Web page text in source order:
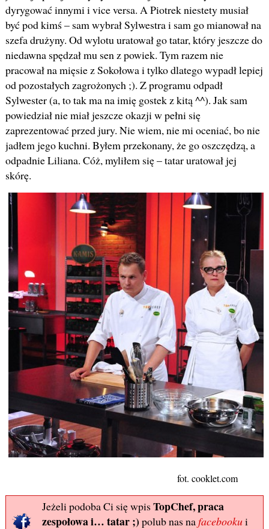
dyrygować innymi i vice versa. A Piotrek niestety musiał
być pod kimś – sam wybrał Sylwestra i sam go mianował na
szefa drużyny. Od wylotu uratował go tatar, który jeszcze do
niedawna spędzał mu sen z powiek. Tym razem nie
pracował na mięsie z Sokołowa i tylko dlatego wypadł lepiej
od pozostałych zagrożonych ;). Z programu odpadł
Sylwester (a, to tak ma na imię gostek z kitą ^^). Jak sam
powiedział nie miał jeszcze okazji w pełni się
zaprezentować przed jury. Nie wiem, nie mi oceniać, bo nie
jadłem jego kuchni. Byłem przekonany, że go oszczędzą, a
odpadnie Liliana. Cóż, myliłem się – tatar uratował jej
skórę.
fot. cooklet.com
Jeżeli podoba Ci się wpisTopChef, praca
zespołowa i… tatar ;) polub nas nafacebookui